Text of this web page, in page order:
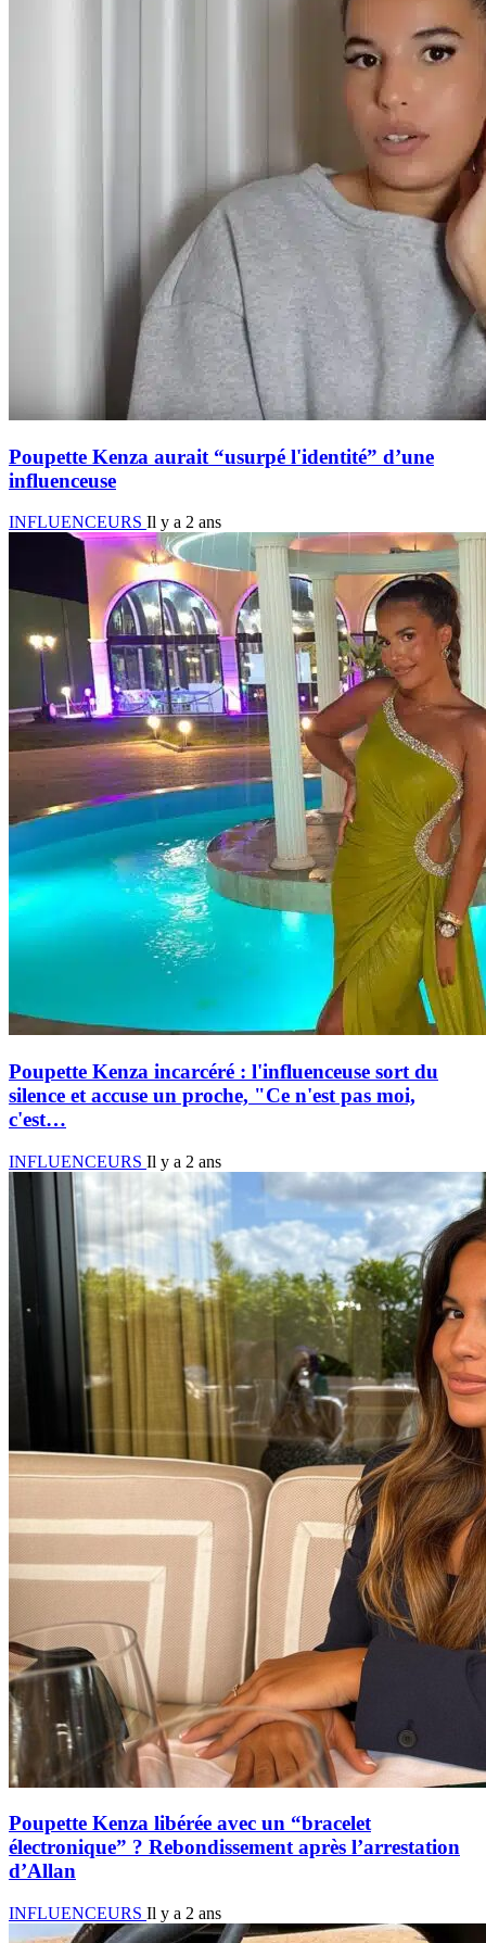
Poupette Kenza aurait “usurpé l'identité” d’une
influenceuse
INFLUENCEURS Il y a 2 ans
Poupette Kenza incarcéré : l'influenceuse sort du
silence et accuse un proche, "Ce n'est pas moi,
c'est…
INFLUENCEURS Il y a 2 ans
Poupette Kenza libérée avec un “bracelet
électronique” ? Rebondissement après l’arrestation
d’Allan
INFLUENCEURS Il y a 2 ans